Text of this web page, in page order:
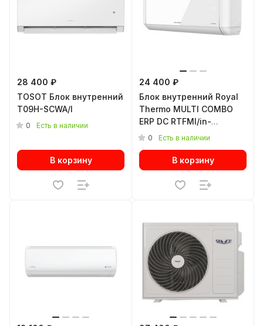
28 400 ₽
TOSOT Блок внутренний
T09H-SCWA/I
0 Есть в наличии
В корзину
24 400 ₽
Блок внутренний Royal
Thermo MULTI COMBO
ERP DC RTFMI/in-
18HN8/white инвертор.
0 Есть в наличии
В корзину